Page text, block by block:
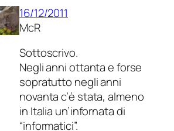
16/12/2011
McR
Sottoscrivo.
Negli anni ottanta e forse
sopratutto negli anni
novanta c’è stata, almeno
in Italia un’infornata di
“informatici”.